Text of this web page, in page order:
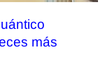
más